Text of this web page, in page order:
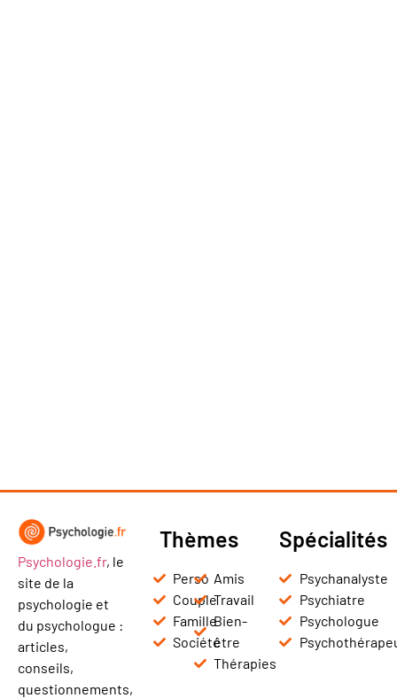
Psychologie.fr, le
site de la
psychologie et
du psychologue :
articles,
conseils,
questionnements,
Thèmes
Perso
Couple
Famille
Société
Amis
Travail
Bien-
être
Thérapies
Spécialités
Psychanalyste
Psychiatre
Psychologue